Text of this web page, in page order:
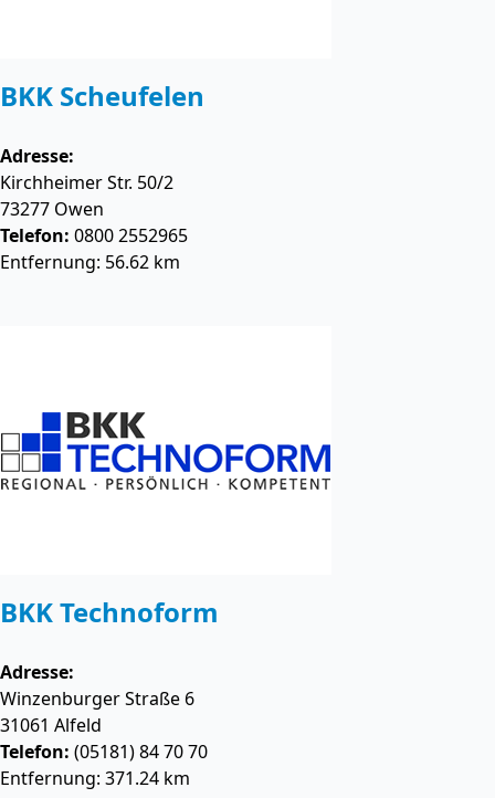
BKK Scheufelen
Adresse:
Kirchheimer Str. 50/2
73277 Owen
Telefon: 0800 2552965
Entfernung: 56.62 km
BKK Technoform
Adresse:
Winzenburger Straße 6
31061 Alfeld
Telefon: (05181) 84 70 70
Entfernung: 371.24 km